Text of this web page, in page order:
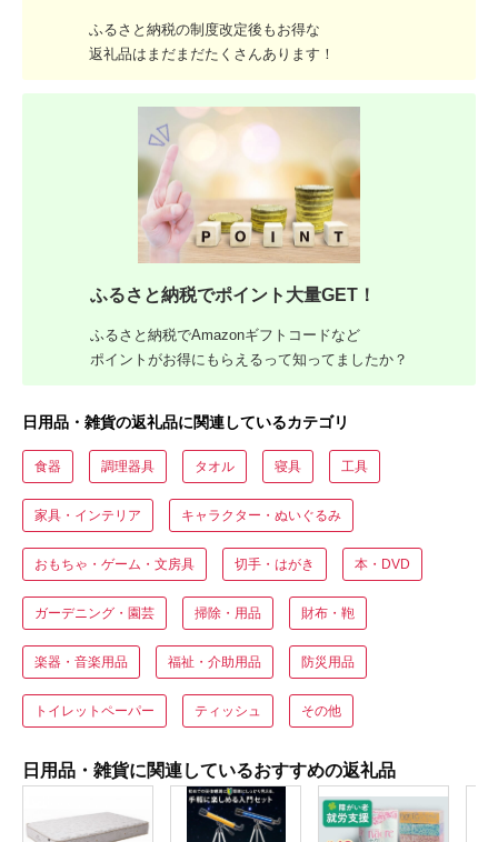
ふるさと納税の制度改定後もお得な
返礼品はまだまだたくさんあります！
ふるさと納税でポイント大量GET！
ふるさと納税でAmazonギフトコードなど
ポイントがお得にもらえるって知ってましたか？
日用品・雑貨の返礼品に関連しているカテゴリ
食器 調理器具 タオル 寝具 工具
家具・インテリア キャラクター・ぬいぐるみ
おもちゃ・ゲーム・文房具 切手・はがき 本・DVD
ガーデニング・園芸 掃除・用品 財布・鞄
楽器・音楽用品 福祉・介助用品 防災用品
トイレットペーパー ティッシュ その他
日用品・雑貨に関連しているおすすめの返礼品